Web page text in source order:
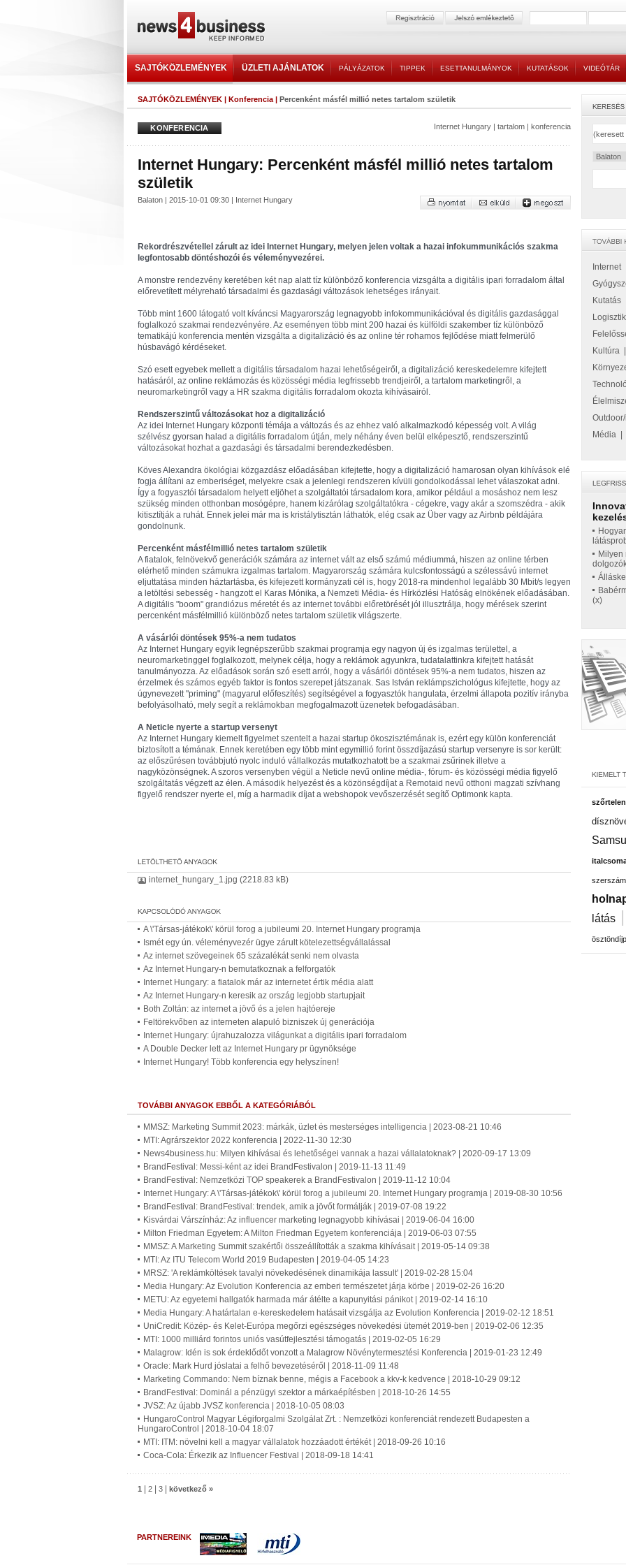
SAJTÓKÖZLEMÉNYEK ÜZLETI AJÁNLATOK PÁLYÁZATOK TIPPEK ESETTANULMÁNYOK KUTATÁSOK VIDEÓTÁR
SAJTÓKÖZLEMÉNYEK | Konferencia | Percenként másfél millió netes tartalom születik
KONFERENCIA Internet Hungary | tartalom | konferencia
Internet Hungary: Percenként másfél millió netes tartalom
születik
Balaton | 2015-10-01 09:30 | Internet Hungary
Rekordrészvétellel zárult az idei Internet Hungary, melyen jelen voltak a hazai infokummunikációs szakma
legfontosabb döntéshozói és véleményvezérei.
A monstre rendezvény keretében két nap alatt tíz különböző konferencia vizsgálta a digitális ipari forradalom által
előrevetített mélyreható társadalmi és gazdasági változások lehetséges irányait.
Több mint 1600 látogató volt kíváncsi Magyarország legnagyobb infokommunikációval és digitális gazdasággal
foglalkozó szakmai rendezvényére. Az eseményen több mint 200 hazai és külföldi szakember tíz különböző
tematikájú konferencia mentén vizsgálta a digitalizáció és az online tér rohamos fejlődése miatt felmerülő
húsbavágó kérdéseket.
Szó esett egyebek mellett a digitális társadalom hazai lehetőségeiről, a digitalizáció kereskedelemre kifejtett
hatásáról, az online reklámozás és közösségi média legfrissebb trendjeiről, a tartalom marketingről, a
neuromarketingről vagy a HR szakma digitális forradalom okozta kihívásairól.
Rendszerszintű változásokat hoz a digitalizáció
Az idei Internet Hungary központi témája a változás és az ehhez való alkalmazkodó képesség volt. A világ
szélvész gyorsan halad a digitális forradalom útján, mely néhány éven belül elképesztő, rendszerszintű
változásokat hozhat a gazdasági és társadalmi berendezkedésben.
Köves Alexandra ökológiai közgazdász előadásában kifejtette, hogy a digitalizáció hamarosan olyan kihívások elé
fogja állítani az emberiséget, melyekre csak a jelenlegi rendszeren kívüli gondolkodással lehet válaszokat adni.
Így a fogyasztói társadalom helyett eljöhet a szolgáltatói társadalom kora, amikor például a mosáshoz nem lesz
szükség minden otthonban mosógépre, hanem kizárólag szolgáltatókra - cégekre, vagy akár a szomszédra - akik
kitisztítják a ruhát. Ennek jelei már ma is kristálytisztán láthatók, elég csak az Über vagy az Airbnb példájára
gondolnunk.
Percenként másfélmillió netes tartalom születik
A fiatalok, felnövekvő generációk számára az internet vált az első számú médiummá, hiszen az online térben
elérhető minden számukra izgalmas tartalom. Magyarország számára kulcsfontosságú a szélessávú internet
eljuttatása minden háztartásba, és kifejezett kormányzati cél is, hogy 2018-ra mindenhol legalább 30 Mbit/s legyen
a letöltési sebesség - hangzott el Karas Mónika, a Nemzeti Média- és Hírközlési Hatóság elnökének előadásában.
A digitális "boom" grandiózus méretét és az internet további előretörését jól illusztrálja, hogy mérések szerint
percenként másfélmillió különböző netes tartalom születik világszerte.
A vásárlói döntések 95%-a nem tudatos
Az Internet Hungary egyik legnépszerűbb szakmai programja egy nagyon új és izgalmas területtel, a
neuromarketinggel foglalkozott, melynek célja, hogy a reklámok agyunkra, tudatalattinkra kifejtett hatását
tanulmányozza. Az előadások során szó esett arról, hogy a vásárlói döntések 95%-a nem tudatos, hiszen az
érzelmek és számos egyéb faktor is fontos szerepet játszanak. Sas István reklámpszichológus kifejtette, hogy az
úgynevezett "priming" (magyarul előfeszítés) segítségével a fogyasztók hangulata, érzelmi állapota pozitív irányba
befolyásolható, mely segít a reklámokban megfogalmazott üzenetek befogadásában.
A Neticle nyerte a startup versenyt
Az Internet Hungary kiemelt figyelmet szentelt a hazai startup ökoszisztémának is, ezért egy külön konferenciát
biztosított a témának. Ennek keretében egy több mint egymillió forint összdíjazású startup versenyre is sor került:
az előszűrésen továbbjutó nyolc induló vállalkozás mutatkozhatott be a szakmai zsűrinek illetve a
nagyközönségnek. A szoros versenyben végül a Neticle nevű online média-, fórum- és közösségi média figyelő
szolgáltatás végzett az élen. A második helyezést és a közönségdíjat a Remotaid nevű otthoni magzati szívhang
figyelő rendszer nyerte el, míg a harmadik díjat a webshopok vevőszerzését segítő Optimonk kapta.
internet_hungary_1.jpg (2218.83 kB)
A \'Társas-játékok\' körül forog a jubileumi 20. Internet Hungary programja
Ismét egy ún. véleményvezér ügye zárult kötelezettségvállalással
Az internet szövegeinek 65 százalékát senki nem olvasta
Az Internet Hungary-n bemutatkoznak a felforgatók
Internet Hungary: a fiatalok már az internetet értik média alatt
Az Internet Hungary-n keresik az ország legjobb startupjait
Both Zoltán: az internet a jövő és a jelen hajtóereje
Feltörekvőben az interneten alapuló bizniszek új generációja
Internet Hungary: újrahuzalozza világunkat a digitális ipari forradalom
A Double Decker lett az Internet Hungary pr ügynöksége
Internet Hungary! Több konferencia egy helyszínen!
TOVÁBBI ANYAGOK EBBŐL A KATEGÓRIÁBÓL
MMSZ: Marketing Summit 2023: márkák, üzlet és mesterséges intelligencia | 2023-08-21 10:46
MTI: Agrárszektor 2022 konferencia | 2022-11-30 12:30
News4business.hu: Milyen kihívásai és lehetőségei vannak a hazai vállalatoknak? | 2020-09-17 13:09
BrandFestival: Messi-ként az idei BrandFestivalon | 2019-11-13 11:49
BrandFestival: Nemzetközi TOP speakerek a BrandFestivalon | 2019-11-12 10:04
Internet Hungary: A \'Társas-játékok\' körül forog a jubileumi 20. Internet Hungary programja | 2019-08-30 10:56
BrandFestival: BrandFestival: trendek, amik a jövőt formálják | 2019-07-08 19:22
Kisvárdai Várszínház: Az influencer marketing legnagyobb kihívásai | 2019-06-04 16:00
Milton Friedman Egyetem: A Milton Friedman Egyetem konferenciája | 2019-06-03 07:55
MMSZ: A Marketing Summit szakértői összeállították a szakma kihívásait | 2019-05-14 09:38
MTI: Az ITU Telecom World 2019 Budapesten | 2019-04-05 14:23
MRSZ: 'A reklámköltések tavalyi növekedésének dinamikája lassult' | 2019-02-28 15:04
Media Hungary: Az Evolution Konferencia az emberi természetet járja körbe | 2019-02-26 16:20
METU: Az egyetemi hallgatók harmada már átélte a kapunyitási pánikot | 2019-02-14 16:10
Media Hungary: A határtalan e-kereskedelem hatásait vizsgálja az Evolution Konferencia | 2019-02-12 18:51
UniCredit: Közép- és Kelet-Európa megőrzi egészséges növekedési ütemét 2019-ben | 2019-02-06 12:35
MTI: 1000 milliárd forintos uniós vasútfejlesztési támogatás | 2019-02-05 16:29
Malagrow: Idén is sok érdeklődőt vonzott a Malagrow Növénytermesztési Konferencia | 2019-01-23 12:49
Oracle: Mark Hurd jóslatai a felhő bevezetéséről | 2018-11-09 11:48
Marketing Commando: Nem bíznak benne, mégis a Facebook a kkv-k kedvence | 2018-10-29 09:12
BrandFestival: Dominál a pénzügyi szektor a márkaépítésben | 2018-10-26 14:55
JVSZ: Az újabb JVSZ konferencia | 2018-10-05 08:03
HungaroControl Magyar Légiforgalmi Szolgálat Zrt. : Nemzetközi konferenciát rendezett Budapesten a
HungaroControl | 2018-10-04 18:07
MTI: ITM: növelni kell a magyar vállalatok hozzáadott értékét | 2018-09-26 10:16
Coca-Cola: Érkezik az Influencer Festival | 2018-09-18 14:41
1 2 3 következő »
Internet|
Kutatás
Kultúra
Média
Milyen
(x)
szerszám
látás |
PARTNEREINK